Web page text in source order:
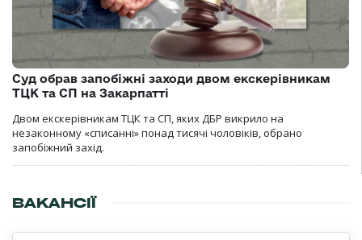
Суд обрав запобіжні заходи двом екскерівникам
ТЦК та СП на Закарпатті
Двом екскерівникам ТЦК та СП, яких ДБР викрило на
незаконному «списанні» понад тисячі чоловіків, обрано
запобіжний захід.
ВАКАНСІЇ